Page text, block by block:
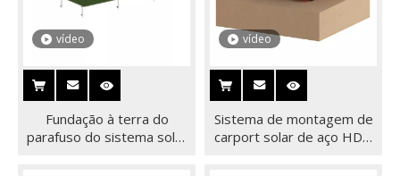
vídeo
Fundação à terra do
parafuso do sistema solar
vídeo
Sistema de montagem de
carport solar de aço HDG